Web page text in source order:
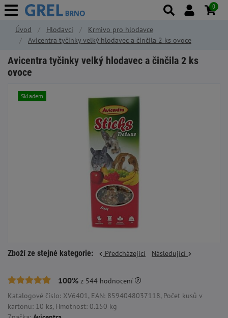
Úvod Hlodavci
Krmivo pro hlodavce
Avicentra tyčinky velký hlodavec a činčila 2 ks ovoce
Avicentra tyčinky velký hlodavec a činčila 2 ks
ovoce
Skladem
Zboží ze stejné kategorie: Předcházející Následující
100% z 544 hodnocení
Katalogové číslo: XV6401, EAN: 8594048037118, Počet kusů v
kartonu: 10 ks, Hmotnost: 0.150 kg
0